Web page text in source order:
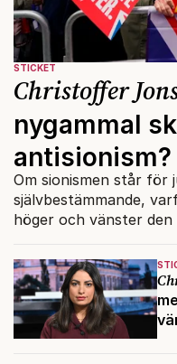
STICKET
Christoffer
nygammal
antisionism?
Om sionismen står för
självbestämmande,
höger och vänster den